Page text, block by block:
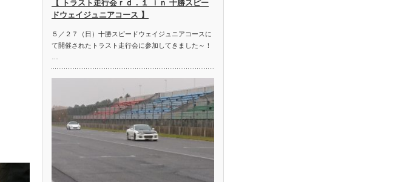
【 トラスト走行会ｒｄ．１ ｉｎ 十勝スピー
ドウェイジュニアコース 】
５／２７（日）十勝スピードウェイジュニアコースに
て開催されたトラスト走行会に参加してきました～！